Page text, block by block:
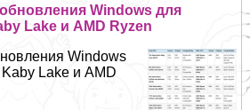
Windows для
Lake и AMD Ryzen
Windows
Lake и AMD